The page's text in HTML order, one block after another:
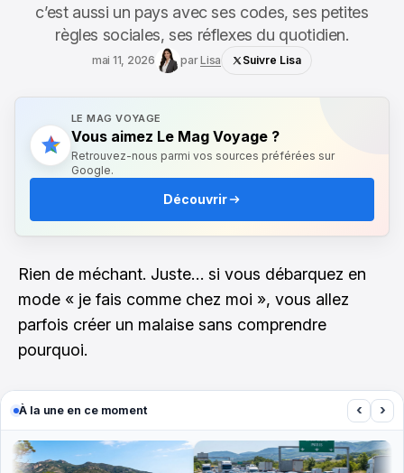
c’est aussi un pays avec ses codes, ses petites
règles sociales, ses réflexes du quotidien.
mai 11, 2026 parLisa Suivre Lisa
LE MAG VOYAGE
Vous aimez Le Mag Voyage ?
Retrouvez-nous parmi vos sources préférées sur
Google.
Découvrir
Rien de méchant. Juste… si vous débarquez en
mode « je fais comme chez moi », vous allez
parfois créer un malaise sans comprendre
pourquoi.
À la une en ce moment ‹ ›